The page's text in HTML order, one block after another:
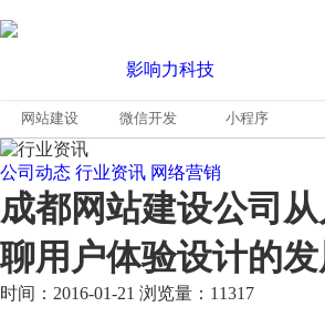
网站建设 微信开发 小程序
公司动态 行业资讯 网络营销
成都网站建设公司
聊用户体验设计的
时间：2016-01-21 浏览量：11317